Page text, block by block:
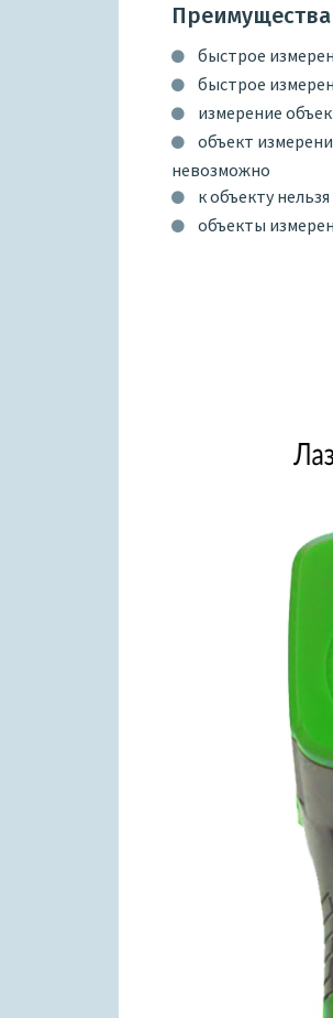
Преимущества
быстрое
быстрое
измерение
объект
невозможно
к объекту
объекты